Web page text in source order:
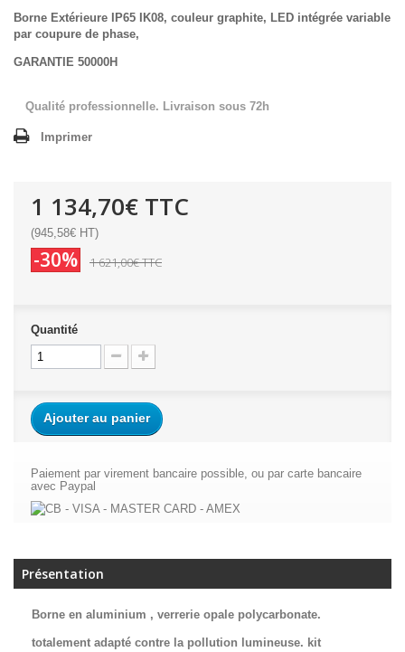
Borne Extérieure IP65 IK08, couleur graphite, LED intégrée variable
par coupure de phase,
GARANTIE 50000H
Qualité professionnelle. Livraison sous 72h
Imprimer
1 134,70€ TTC
(945,58€ HT)
-30% 1 621,00€TTC
Quantité
Ajouter au panier
Paiement par virement bancaire possible, ou par carte bancaire
avec Paypal
Présentation
Borne en aluminium , verrerie opale polycarbonate.
totalement adapté contre la pollution lumineuse. kit